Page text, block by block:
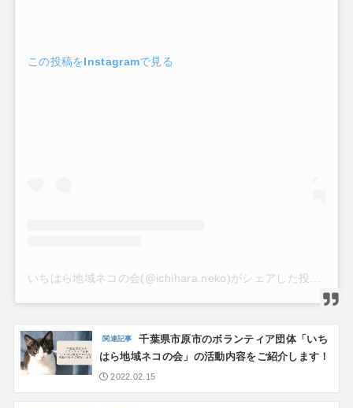
この投稿をInstagramで見る
いちはら地域ネコの会(@ichihara.neko)がシェアした投稿
千葉県市原市のボランティア団体「いち
はら地域ネコの会」の活動内容をご紹介します！
2022.02.15